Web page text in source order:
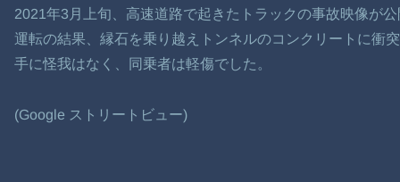
2021年3月上旬、高速道路で起きたトラックの事故映像が
運転の結果、縁石を乗り越えトンネルのコンクリートに衝
手に怪我はなく、同乗者は軽傷でした。
(Google ストリートビュー)